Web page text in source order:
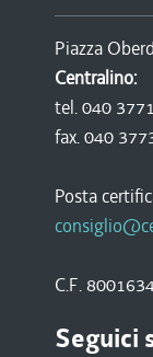
Piazza
Centralino:
tel. 040
fax. 040
Posta
C.F.
Seguici